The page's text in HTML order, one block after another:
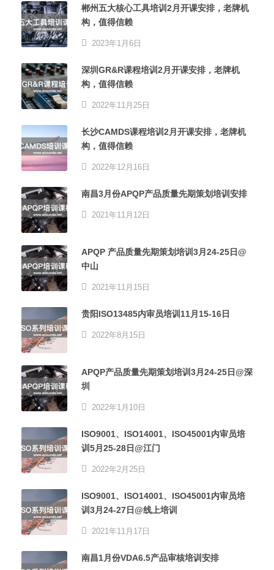
郴州五大核心工具培训2月开课安排，老牌机
构，值得信赖
2023年1月6日
深圳GR&R课程培训2月开课安排，老牌机
构，值得信赖
2022年11月25日
长沙CAMDS课程培训2月开课安排，老牌机
构，值得信赖
2022年12月16日
南昌3月份APQP产品质量先期策划培训安排
2021年11月12日
APQP 产品质量先期策划培训3月24-25日@
中山
2021年11月15日
贵阳ISO13485内审员培训11月15-16日
2022年8月15日
APQP产品质量先期策划培训3月24-25日@深
圳
2022年1月10日
ISO9001、ISO14001、ISO45001内审员培
训5月25-28日@江门
2022年2月25日
ISO9001、ISO14001、ISO45001内审员培
训3月24-27日@线上培训
2021年11月17日
南昌1月份VDA6.5产品审核培训安排